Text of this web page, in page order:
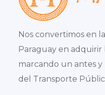
Nos convertimos en
Paraguay en adquirir
marcando un antes
del Transporte